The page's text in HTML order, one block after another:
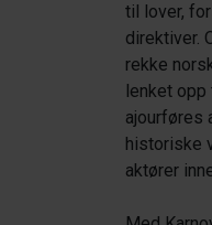
til lover,
direktiver.
rekke
lenket
ajourføres
historiske
aktører